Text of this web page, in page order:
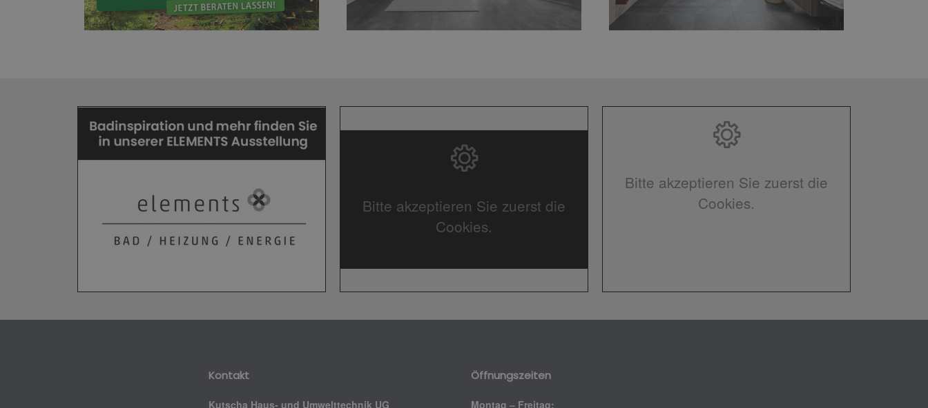
Bitte akzeptieren Sie zuerst die
Cookies.
Bitte akzeptieren Sie zuerst die
Cookies.
Kontakt
Kutscha Haus- und Umwelttechnik UG
Öffnungszeiten
Montag – Freitag: